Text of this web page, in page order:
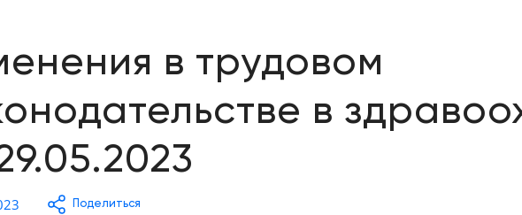
в трудовом
в
Поделиться